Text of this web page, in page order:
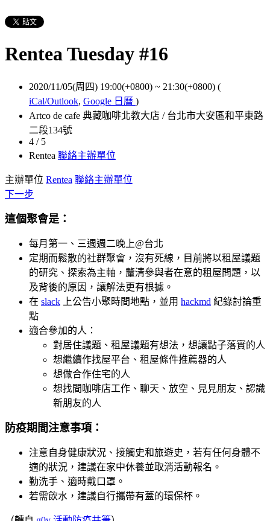
Rentea Tuesday #16
2020/11/05(周四) 19:00(+0800) ~ 21:30(+0800) (
iCal/Outlook, Google 日曆 )
Artco de cafe 典藏咖啡北教大店 / 台北市大安區和平東路
二段134號
4 / 5
Rentea 聯絡主辦單位
主辦單位 Rentea 聯絡主辦單位
下一步
這個聚會是：
每月第一、三週週二晚上@台北
定期而鬆散的社群聚會，沒有死線，目前將以租屋議題
的研究、探索為主軸，釐清參與者在意的租屋問題，以
及背後的原因，讓解法更有根據。
在 slack 上公告小聚時間地點，並用 hackmd 紀錄討論重
點
適合參加的人：
對居住議題、租屋議題有想法，想讓點子落實的人
想繼續作找屋平台、租屋條件推薦器的人
想做合作住宅的人
想找間咖啡店工作、聊天、放空、見見朋友、認識
新朋友的人
防疫期間注意事項：
注意自身健康狀況、接觸史和旅遊史，若有任何身體不
適的狀況，建議在家中休養並取消活動報名。
勤洗手、適時戴口罩。
若需飲水，建議自行攜帶有蓋的環保杯。